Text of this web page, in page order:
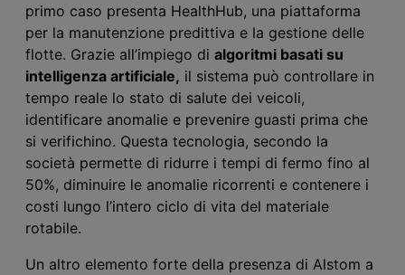
primo caso presenta HealthHub, una piattaforma
per la manutenzione predittiva e la gestione delle
flotte. Grazie all’impiego di algoritmi basati su
intelligenza artificiale, il sistema può controllare in
tempo reale lo stato di salute dei veicoli,
identificare anomalie e prevenire guasti prima che
si verifichino. Questa tecnologia, secondo la
società permette di ridurre i tempi di fermo fino al
50%, diminuire le anomalie ricorrenti e contenere i
costi lungo l’intero ciclo di vita del materiale
rotabile.
Un altro elemento forte della presenza di Alstom a